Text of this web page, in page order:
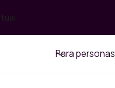
Para personas